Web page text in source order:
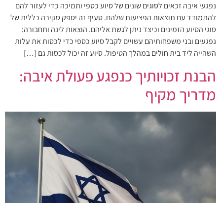
נפגעי איבה זכאים לסוגים שונים של סיוע כספי ותמיכה כדי לעזור להם
להתמודד עם תוצאות הפציעות שלהם. סעיף זה יספק סקירה כללית של
סוגי הסיוע הזמינים וכיצד ניתן לגשת אליהם. הוצאות לינה ותחבורה:
נפגעים ובני משפחותיהם עשויים לקבל סיוע כספי כדי לכסות את עלות
השהייה ליד בית חולים במהלך הטיפול. סיוע זה יכול לכסות גם […]
הבנת זכויותיך כנפגע פעולת איבה:
מדריך מקיף